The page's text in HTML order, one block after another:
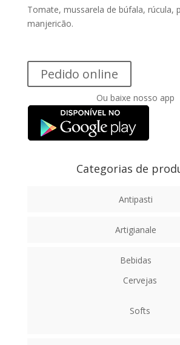
Tomate, mussarela de búfala, rúcula,
manjericão.
Pedido online
Ou baixe nosso app
Categorias de
Antipasti
Artigianale
Bebidas
Cervejas
Softs